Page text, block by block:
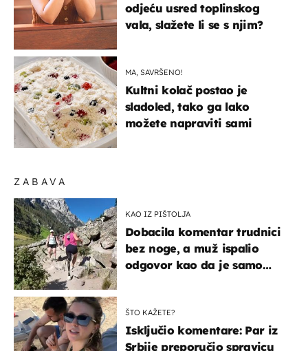
ZABAVA
KAO IZ PIŠTOLJA
Dobacila komentar trudnici
bez noge, a muž ispalio
odgovor kao da je samo
ŠTO KAŽETE?
Isključio komentare: Par iz
Srbije preporučio spravicu
odjeću usred toplinskog
vala, slažete li se s njim?
MA, SAVRŠENO!
Kultni kolač postao je
sladoled, tako ga lako
možete napraviti sami